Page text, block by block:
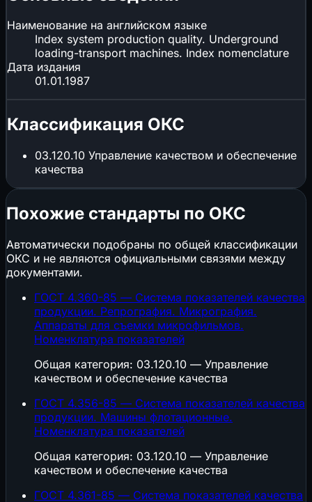
Наименование на английском языке
Index system production quality. Underground
loading-transport machines. Index nomenclature
Дата издания
01.01.1987
Классификация ОКС
03.120.10 Управление качеством и обеспечение
качества
Похожие стандарты по ОКС
Автоматически подобраны по общей классификации
ОКС и не являются официальными связями между
документами.
ГОСТ 4.360-85 — Система показателей качества
продукции. Репрография. Микрография.
Аппараты для съемки микрофильмов.
Номенклатура показателей
Общая категория: 03.120.10 — Управление
качеством и обеспечение качества
ГОСТ 4.356-85 — Система показателей качества
продукции. Машины флотационные.
Номенклатура показателей
Общая категория: 03.120.10 — Управление
качеством и обеспечение качества
ГОСТ 4.361-85 — Система показателей качества